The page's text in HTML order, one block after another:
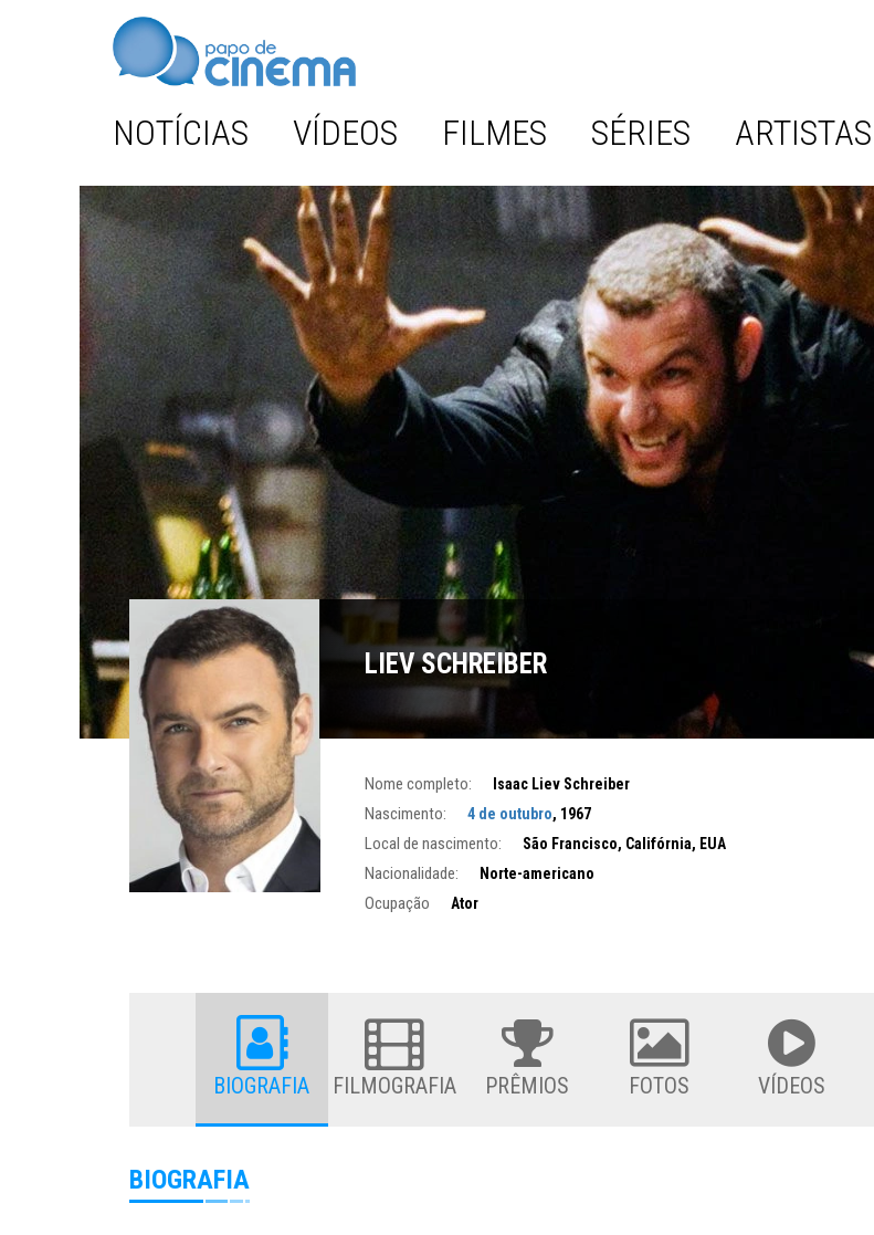
NOTÍCIAS VÍDEOS FILMES SÉRIES ARTISTAS
LIEV SCHREIBER
Nome completo: Isaac Liev Schreiber
Nascimento: 4 de outubro, 1967
Local de nascimento: São Francisco, Califórnia, EUA
Nacionalidade: Norte-americano
Ocupação Ator
BIOGRAFIA FILMOGRAFIA PRÊMIOS FOTOS VÍDEOS
BIOGRAFIA